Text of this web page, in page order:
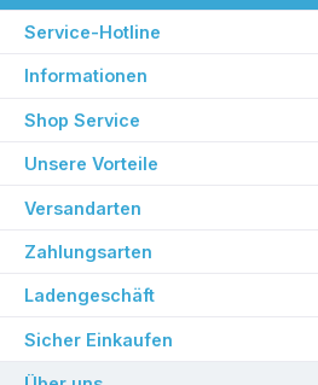
Service-Hotline
Informationen
Shop Service
Unsere Vorteile
Versandarten
Zahlungsarten
Ladengeschäft
Sicher Einkaufen